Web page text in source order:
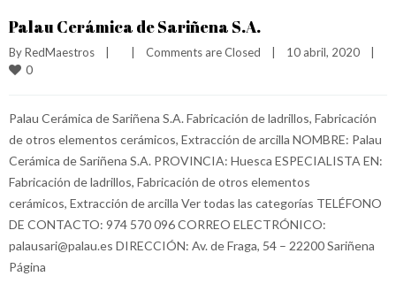
Palau Cerámica de Sariñena S.A.
By RedMaestros Comments are Closed 10 abril, 2020
0
Palau Cerámica de Sariñena S.A. Fabricación de ladrillos, Fabricación
de otros elementos cerámicos, Extracción de arcilla NOMBRE: Palau
Cerámica de Sariñena S.A. PROVINCIA: Huesca ESPECIALISTA EN:
Fabricación de ladrillos, Fabricación de otros elementos
cerámicos, Extracción de arcilla Ver todas las categorías TELÉFONO
DE CONTACTO: 974 570 096 CORREO ELECTRÓNICO:
palausari@palau.es DIRECCIÓN: Av. de Fraga, 54 – 22200 Sariñena
Página